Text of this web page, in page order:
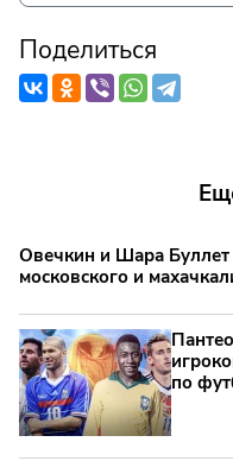
Поделиться
Овечкин и Шара Буллет
московского и
по